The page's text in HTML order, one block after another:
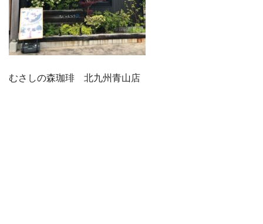
むさしの森珈琲 北九州青山店